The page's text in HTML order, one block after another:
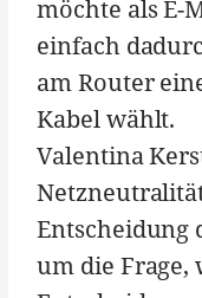
möchte als E-
einfach
am Router
Kabel wählt.
Valentina
Entscheidung
um die Frage,